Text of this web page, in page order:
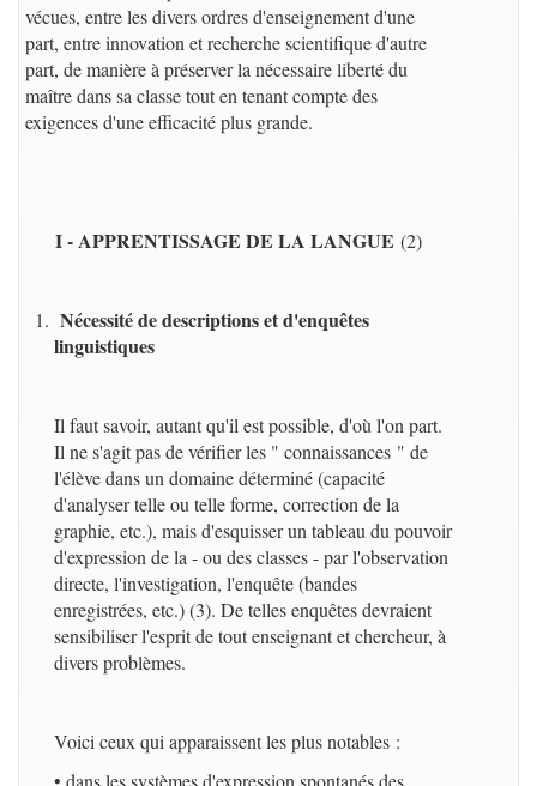
vécues, entre les divers ordres d'enseignement d'une
part, entre innovation et recherche scientifique d'autre
part, de manière à préserver la nécessaire liberté du
maître dans sa classe tout en tenant compte des
exigences d'une efficacité plus grande.
I - APPRENTISSAGE DE LA LANGUE (2)
Nécessité de descriptions et d'enquêtes
linguistiques
Il faut savoir, autant qu'il est possible, d'où l'on part.
Il ne s'agit pas de vérifier les " connaissances " de
l'élève dans un domaine déterminé (capacité
d'analyser telle ou telle forme, correction de la
graphie, etc.), mais d'esquisser un tableau du pouvoir
d'expression de la - ou des classes - par l'observation
directe, l'investigation, l'enquête (bandes
enregistrées, etc.) (3). De telles enquêtes devraient
sensibiliser l'esprit de tout enseignant et chercheur, à
divers problèmes.
Voici ceux qui apparaissent les plus notables :
• dans les systèmes d'expression spontanés des